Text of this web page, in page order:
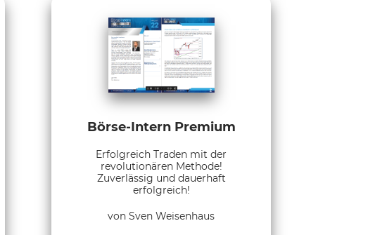
Börse-Intern Premium
Erfolgreich Traden mit der
revolutionären Methode!
Zuverlässig und dauerhaft
erfolgreich!
von Sven Weisenhaus